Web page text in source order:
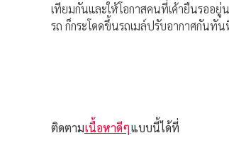
เทียมกันและให้โอกาสคนที่เค้ายืนรออ
รถ ก็กระโดดขึ้นรถเมล์ปรับอากาศกันทัน
ติดตามเนื้อหาดีๆแบบนี้ได้ที่